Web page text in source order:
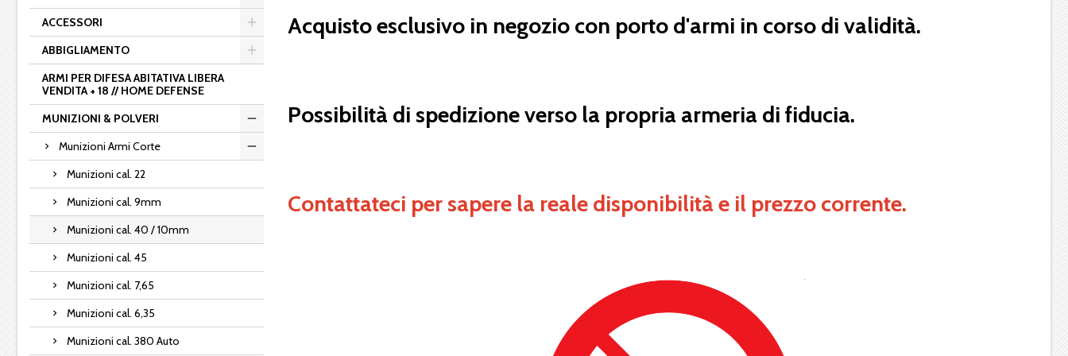
ACCESSORI
ABBIGLIAMENTO
ARMI PER DIFESA ABITATIVA LIBERA
VENDITA + 18 // HOME DEFENSE
MUNIZIONI & POLVERI
Munizioni Armi Corte
Munizioni cal. 22
Munizioni cal. 9mm
Munizioni cal. 40 / 10mm
Munizioni cal. 45
Munizioni cal. 7,65
Munizioni cal. 6,35
Munizioni cal. 380 Auto
Acquisto esclusivo in negozio con porto d'armi in corso di validità.
Possibilità di spedizione verso la propria armeria di fiducia.
Contattateci per sapere la reale disponibilità e il prezzo corrente.